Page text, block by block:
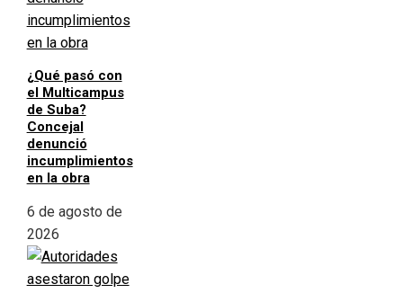
¿Qué pasó con
el Multicampus
de Suba?
Concejal
denunció
incumplimientos
en la obra
6 de agosto de
2026